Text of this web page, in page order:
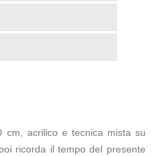
cm, acrilico e tecnica mista su
ricorda il tempo del presente